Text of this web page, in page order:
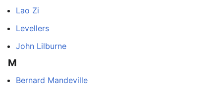
Lao Zi
Levellers
John Lilburne
M
Bernard Mandeville